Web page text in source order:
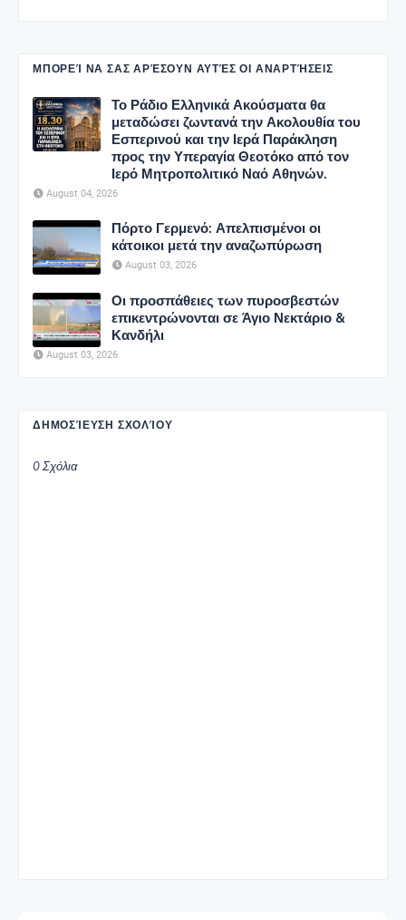
ΜΠΟΡΕΊ ΝΑ ΣΑΣ ΑΡΈΣΟΥΝ ΑΥΤΈΣ ΟΙ ΑΝΑΡΤΉΣΕΙΣ
Το Ράδιο Ελληνικά Ακούσματα θα
μεταδώσει ζωντανά την Ακολουθία του
Εσπερινού και την Ιερά Παράκληση
προς την Υπεραγία Θεοτόκο από τον
Ιερό Μητροπολιτικό Ναό Αθηνών.
August 04, 2026
Πόρτο Γερμενό: Απελπισμένοι οι
κάτοικοι μετά την αναζωπύρωση
August 03, 2026
Οι προσπάθειες των πυροσβεστών
επικεντρώνονται σε Άγιο Νεκτάριο &
Κανδήλι
August 03, 2026
ΔΗΜΟΣΊΕΥΣΗ ΣΧΟΛΊΟΥ
0 Σχόλια